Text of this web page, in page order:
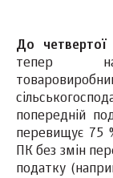
До четвертої
тепер
попередній
перевищує 75
ПК без змін
податку